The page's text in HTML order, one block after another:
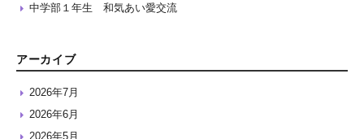
中学部１年生 和気あい愛交流
アーカイブ
2026年7月
2026年6月
2026年5月